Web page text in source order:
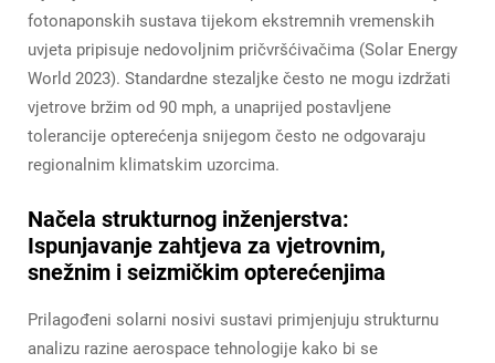
fotonaponskih sustava tijekom ekstremnih vremenskih
uvjeta pripisuje nedovoljnim pričvršćivačima (Solar Energy
World 2023). Standardne stezaljke često ne mogu izdržati
vjetrove bržim od 90 mph, a unaprijed postavljene
tolerancije opterećenja snijegom često ne odgovaraju
regionalnim klimatskim uzorcima.
Načela strukturnog inženjerstva:
Ispunjavanje zahtjeva za vjetrovnim,
snežnim i seizmičkim opterećenjima
Prilagođeni solarni nosivi sustavi primjenjuju strukturnu
analizu razine aerospace tehnologije kako bi se